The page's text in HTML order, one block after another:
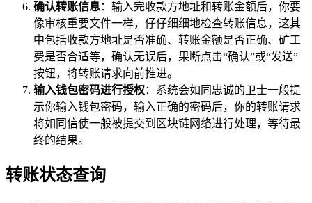
确认转账信息：输入完收款方地址和转账金额后，你要
像审核重要文件一样，仔仔细细地检查转账信息，这其
中包括收款方地址是否准确、转账金额是否正确、矿工
费是否合适等，确认无误后，果断点击“确认”或“发送”
按钮，将转账请求向前推进。
输入钱包密码进行授权：系统会如同忠诚的卫士一般提
示你输入钱包密码，输入正确的密码后，你的转账请求
将如同信使一般被提交到区块链网络进行处理，等待最
终的结果。
转账状态查询